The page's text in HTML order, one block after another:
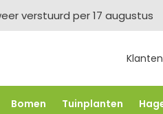
verstuurd per 17 augustus
Bomen Tuinplanten
€250 -FLOWBO250 -5%